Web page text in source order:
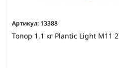
Артикул: 13388
Топор 1,1 кг Plantic Light М11